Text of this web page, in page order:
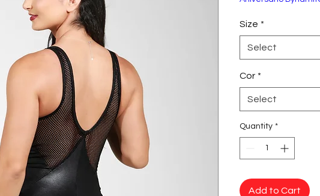
Size *
Select
Cor *
Select
Quantity *
Add to Cart